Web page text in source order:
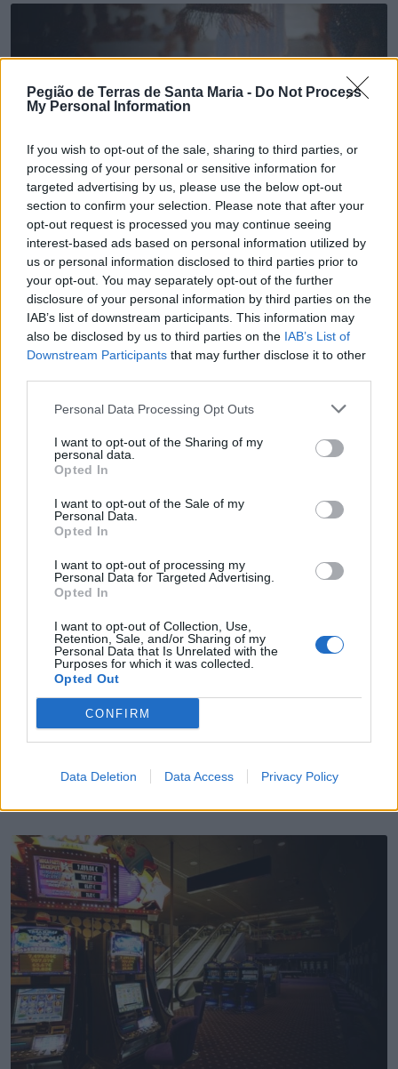
Pegião de Terras de Santa Maria - Do Not Process
My Personal Information
If you wish to opt-out of the sale, sharing to third parties, or
processing of your personal or sensitive information for
targeted advertising by us, please use the below opt-out
section to confirm your selection. Please note that after your
opt-out request is processed you may continue seeing
interest-based ads based on personal information utilized by
us or personal information disclosed to third parties prior to
your opt-out. You may separately opt-out of the further
disclosure of your personal information by third parties on the
IAB’s list of downstream participants. This information may
also be disclosed by us to third parties on the IAB’s List of
Downstream Participants that may further disclose it to other
Personal Data Processing Opt Outs
I want to opt-out of the Sharing of my
personal data.
Opted In
I want to opt-out of the Sale of my
Personal Data.
Opted In
I want to opt-out of processing my
Personal Data for Targeted Advertising.
Opted In
I want to opt-out of Collection, Use,
Retention, Sale, and/or Sharing of my
Personal Data that Is Unrelated with the
Purposes for which it was collected.
Opted Out
CONFIRM
Data Deletion Data Access Privacy Policy
🔎 Terras Check | Câmara de Espinho gastou 120
mil euros num "sunset"?
7/08/2026
7/08/2026